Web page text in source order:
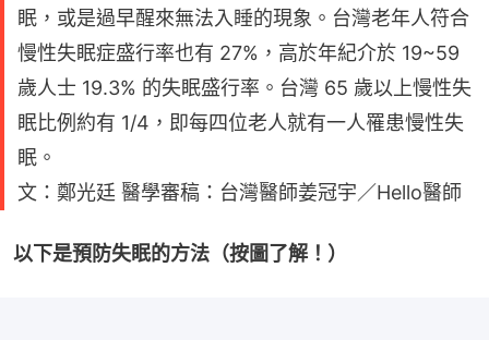
眠，或是過早醒來無法入睡的現象。台灣老年人符合
慢性失眠症盛行率也有 27%，高於年紀介於 19~59
歲人士 19.3% 的失眠盛行率。台灣 65 歲以上慢性失
眠比例約有 1/4，即每四位老人就有一人罹患慢性失
眠。
文：鄭光廷 醫學審稿：台灣醫師姜冠宇／Hello醫師
以下是預防失眠的方法（按圖了解！）